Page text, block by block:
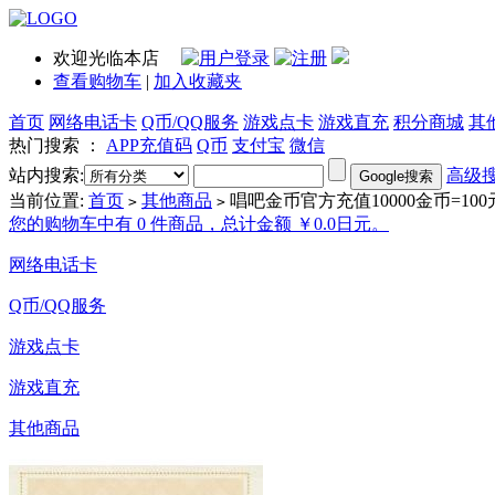
欢迎光临本店
查看购物车 | 加入收藏夹
首页 网络电话卡 Q币/QQ服务 游戏点卡 游戏直充 积分商城 其
热门搜索 ： APP充值码 Q币 支付宝 微信
站内搜索:
高级
当前位置: 首页 > 其他商品 > 唱吧金币官方充值10000金币=100
您的购物车中有 0 件商品，总计金额 ￥0.0日元。
网络电话卡
Q币/QQ服务
游戏点卡
游戏直充
其他商品